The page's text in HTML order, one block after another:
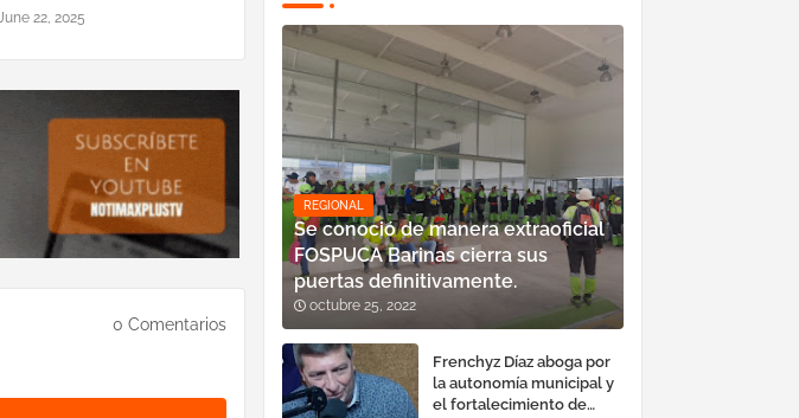
June 22, 2025
0 Comentarios
REGIONAL
Se conoció de manera extraoficial
FOSPUCA Barinas cierra sus
puertas definitivamente.
octubre 25, 2022
Frenchyz Díaz aboga por
la autonomía municipal y
el fortalecimiento de